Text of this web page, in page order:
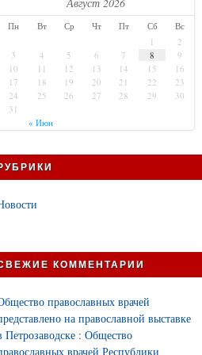
Пн Вт Ср Чт Пт Сб Вс
« Июн
1
2
3
4 5 6 7 8
9
10
11 12 13 14 15
16
17
18 19 20 21 22
23
24
25 26 27 28 29
30
31
КОММЕНТАРИИ
православных врачей
на православной выставке
Петрозаводске : Общество
врачей Республики